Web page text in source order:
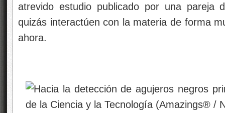
atrevido estudio publicado por una
quizás interactúen con la materia de forma
ahora.